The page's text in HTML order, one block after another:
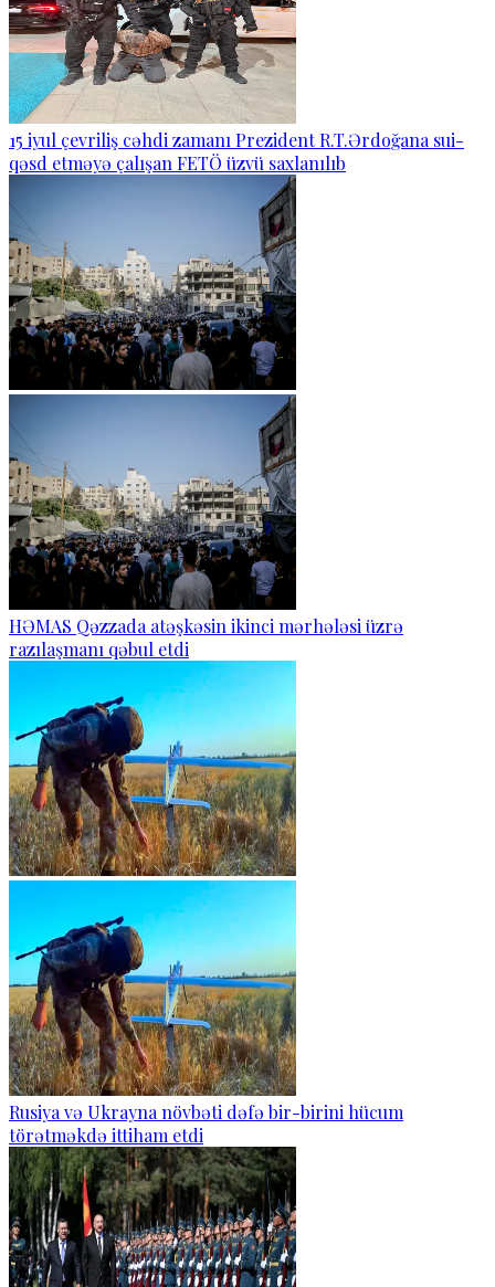
15 iyul çevriliş cəhdi zamanı Prezident R.T.Ərdoğana sui-
qəsd etməyə çalışan FETÖ üzvü saxlanılıb
HƏMAS Qəzzada atəşkəsin ikinci mərhələsi üzrə
razılaşmanı qəbul etdi
Rusiya və Ukrayna növbəti dəfə bir-birini hücum
törətməkdə ittiham etdi